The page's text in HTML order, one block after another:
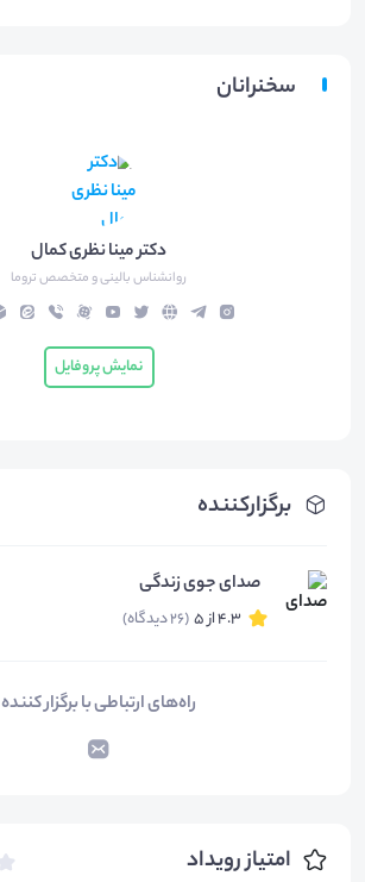
برگزارکننده
صدای جوی زندگی
4.3 از 5 (26 دیدگاه)
راه‌های ارتباطی با برگزار کننده
امتیاز رویداد
سخنرانان
دکتر مینا نظری کمال
روانشناس بالینی و متخصص تروما
نمایش پروفایل